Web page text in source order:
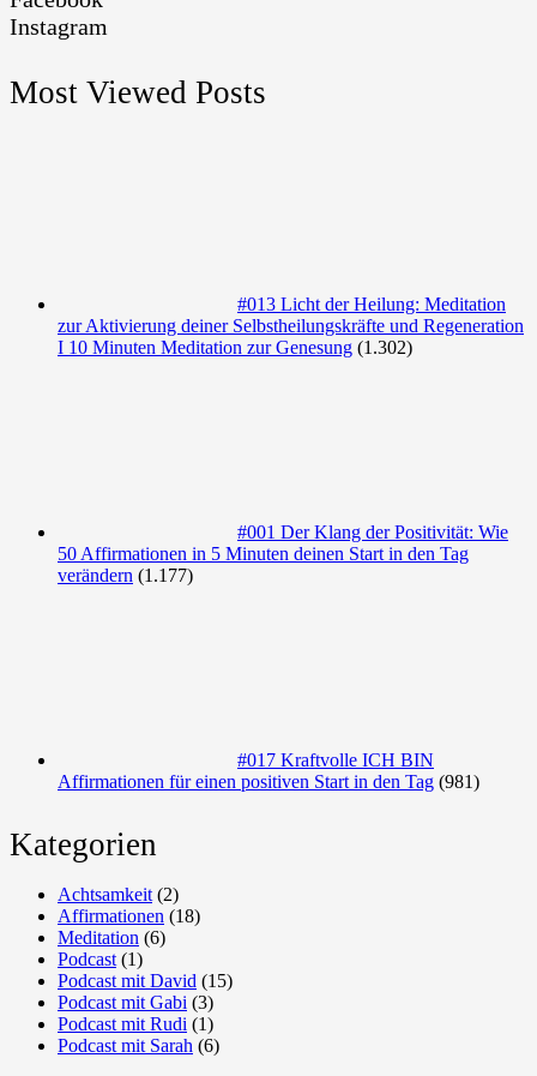
Instagram
Most Viewed Posts
#013 Licht der Heilung: Meditation
zur Aktivierung deiner Selbstheilungskräfte und Regeneration
I 10 Minuten Meditation zur Genesung (1.302)
#001 Der Klang der Positivität: Wie
50 Affirmationen in 5 Minuten deinen Start in den Tag
verändern (1.177)
#017 Kraftvolle ICH BIN
Affirmationen für einen positiven Start in den Tag (981)
Kategorien
Achtsamkeit (2)
Affirmationen (18)
Meditation (6)
Podcast (1)
Podcast mit David (15)
Podcast mit Gabi (3)
Podcast mit Rudi (1)
Podcast mit Sarah (6)